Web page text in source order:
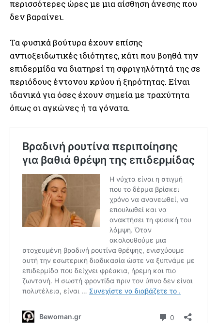
περισσότερες ώρες με μια αίσθηση άνεσης που
δεν βαραίνει.
Τα φυσικά βούτυρα έχουν επίσης
αντιοξειδωτικές ιδιότητες, κάτι που βοηθά την
επιδερμίδα να διατηρεί τη σφριγηλότητά της σε
περιόδους έντονου κρύου ή ξηρότητας. Είναι
ιδανικά για όσες έχουν σημεία με τραχύτητα
όπως οι αγκώνες ή τα γόνατα.